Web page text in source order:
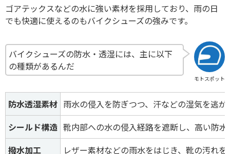
ゴアテックスなどの水に強い素材を採用しており、雨の日
でも快適に使えるのもバイクシューズの強みです。
モトスポット
バイクシューズの防水・透湿には、主に以下
の種類があるんだ
防水透湿素材 雨水の侵入を防ぎつつ、汗などの湿気を逃
シールド構造 靴内部への水の侵入経路を遮断し、高い防
撥水加工
レザー素材などの雨水をはじき、靴の汚れを